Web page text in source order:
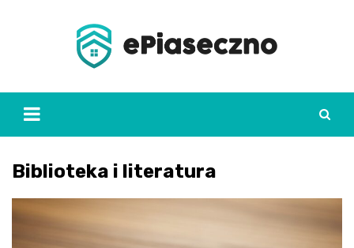
Biblioteka i literatura